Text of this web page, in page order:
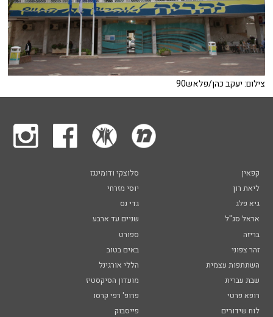
צילום: יעקב כהן/פלאש90
קפאין
סלוצקי ודומינגז
ליאת רון
יוסי מזרחי
גיא פלג
גדי נס
אראל סג"ל
שניים עד ארבע
בריזה
ספורט
זהר צפוני
באים בטוב
השתתפות עצמית
הללי אורגינל
שבת עברית
מועדון הסיקסטיז
רופא פרטי
פרופ' רפי קרסו
לוח שידורים
פייסבוק